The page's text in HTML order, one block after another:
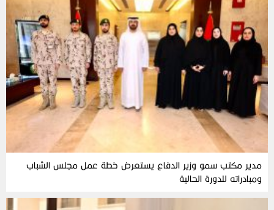
مدير مكتب سمو وزير الدفاع يستعرض خطة عمل مجلس الشباب
ومبادراته للدورة الحالية